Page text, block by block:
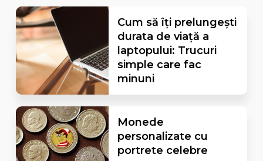
Cum să îți prelungești
durata de viață a
laptopului: Trucuri
simple care fac
minuni
Monede
personalizate cu
portrete celebre